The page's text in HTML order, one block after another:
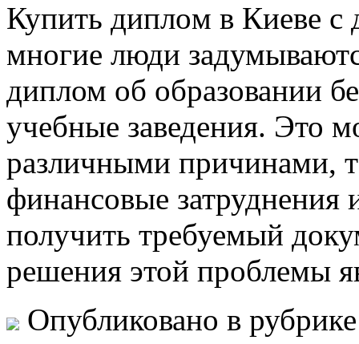
Купить диплoм в Киeвe с
многие люди
диплом об образовании
учебные заведения. Это
различными причинами,
финансовые затруднения
получить требуемый
решения этой проблемы
Опубликовано в